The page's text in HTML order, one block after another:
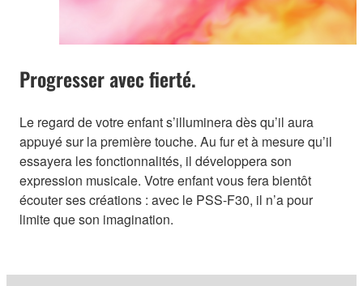
Progresser avec fierté.
Le regard de votre enfant s’illuminera dès qu’il aura
appuyé sur la première touche. Au fur et à mesure qu’il
essayera les fonctionnalités, il développera son
expression musicale. Votre enfant vous fera bientôt
écouter ses créations : avec le PSS-F30, il n’a pour
limite que son imagination.